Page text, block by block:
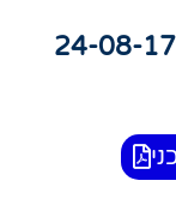
24-08-17